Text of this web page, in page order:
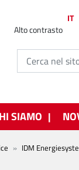
Alto contrasto
IT
SIAMO
IDM